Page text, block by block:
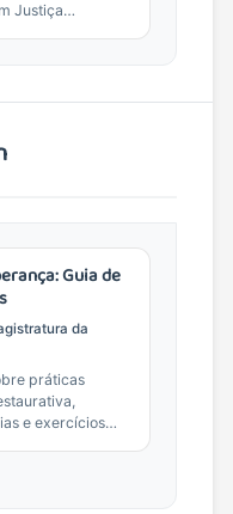
Justiça
Guia de
da
práticas
e exercícios